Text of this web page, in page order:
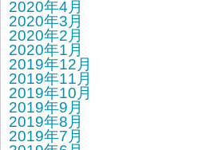
2020年4月
2020年3月
2020年2月
2020年1月
2019年12月
2019年11月
2019年10月
2019年9月
2019年8月
2019年7月